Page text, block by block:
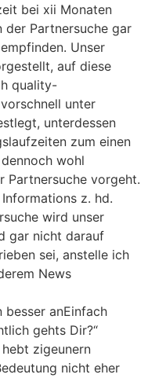
bei xii Monaten
Partnersuche gar
Unser
auf diese
quality-
unter
unterdessen
zum einen
wohl
Partnersuche vorgeht.
z. hd.
wird unser
gar nicht darauf
sei, anstelle ich
News
besser anEinfach
gehts Dir?“
zigeunern
nicht eher